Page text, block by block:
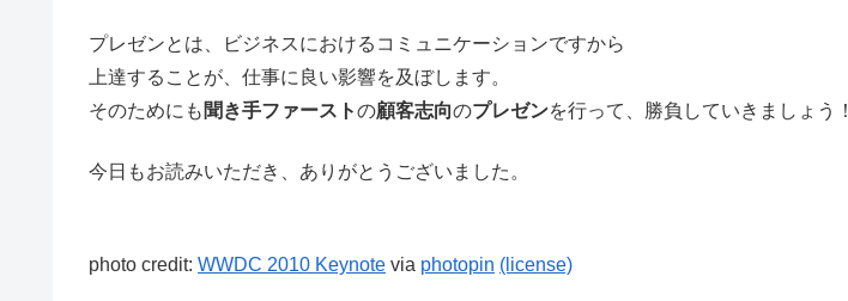
プレゼンとは、ビジネスにおけるコミュニケーションですから
上達することが、仕事に良い影響を及ぼします。
そのためにも 聞き手ファーストの顧客志向のプレゼンを行って、勝負していきましょう！
今日もお読みいただき、ありがとうございました。
photo credit: WWDC 2010 Keynote via photopin (license)